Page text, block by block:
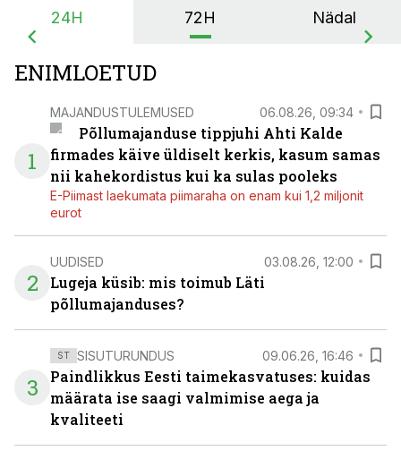
24H 72H Nädal
ENIMLOETUD
1
MAJANDUSTULEMUSED 06.08.26, 09:34
Põllumajanduse tippjuhi Ahti Kalde
firmades käive üldiselt kerkis, kasum samas
nii kahekordistus kui ka sulas pooleks
E-Piimast laekumata piimaraha on enam kui 1,2 miljonit
eurot
2
UUDISED 03.08.26, 12:00
Lugeja küsib: mis toimub Läti
põllumajanduses?
3
ST SISUTURUNDUS 09.06.26, 16:46
Paindlikkus Eesti taimekasvatuses: kuidas
määrata ise saagi valmimise aega ja
kvaliteeti